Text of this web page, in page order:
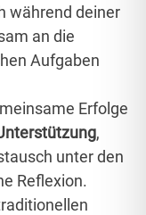
während deiner
an die
Aufgaben
Erfolge
,
unter den
Reflexion.